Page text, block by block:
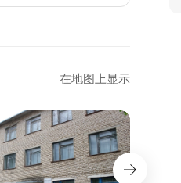
在地图上显示